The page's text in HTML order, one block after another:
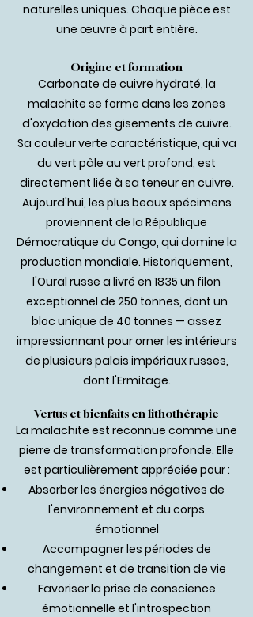
naturelles uniques. Chaque pièce est
une œuvre à part entière.
Origine et formation
Carbonate de cuivre hydraté, la
malachite se forme dans les zones
d'oxydation des gisements de cuivre.
Sa couleur verte caractéristique, qui va
du vert pâle au vert profond, est
directement liée à sa teneur en cuivre.
Aujourd'hui, les plus beaux spécimens
proviennent de la République
Démocratique du Congo, qui domine la
production mondiale. Historiquement,
l'Oural russe a livré en 1835 un filon
exceptionnel de 250 tonnes, dont un
bloc unique de 40 tonnes — assez
impressionnant pour orner les intérieurs
de plusieurs palais impériaux russes,
dont l'Ermitage.
Vertus et bienfaits en lithothérapie
La malachite est reconnue comme une
pierre de transformation profonde. Elle
est particulièrement appréciée pour :
Absorber les énergies négatives de
l'environnement et du corps
émotionnel
Accompagner les périodes de
changement et de transition de vie
Favoriser la prise de conscience
émotionnelle et l'introspection